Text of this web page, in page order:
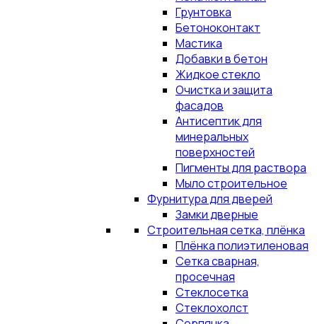
Грунтовка
Бетоноконтакт
Мастика
Добавки в бетон
Жидкое стекло
Очистка и защита
фасадов
Антисептик для
минеральных
поверхностей
Пигменты для раствора
Мыло строительное
Фурнитура для дверей
Замки дверные
Строительная сетка, плёнка
Плёнка полиэтиленовая
Сетка сварная,
просечная
Стеклосетка
Стеклохолст